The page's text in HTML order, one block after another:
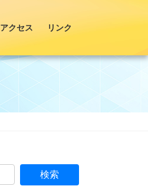
アクセス リンク